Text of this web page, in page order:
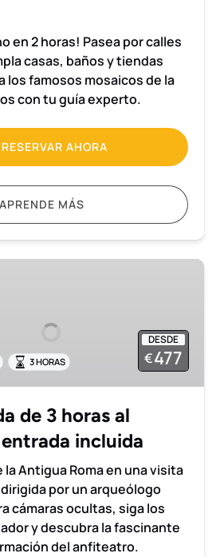
en 2 horas! Pasea por calles
casas, baños y tiendas
los famosos mosaicos de la
con tu guía experto.
RESERVAR AHORA
APRENDE MÁS
DESDE
€477
3 HORAS
de 3 horas al
incluida
la Antigua Roma en una visita
por un arqueólogo
cámaras ocultas, siga los
y descubra la fascinante
del anfiteatro.